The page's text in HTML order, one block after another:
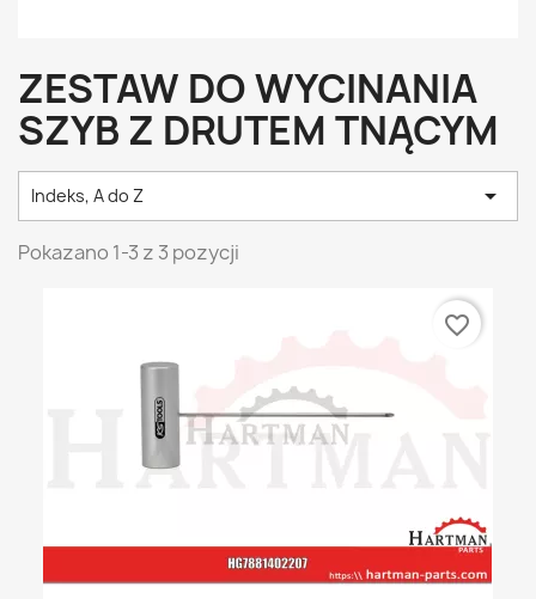
ZESTAW DO WYCINANIA
SZYB Z DRUTEM TNĄCYM
Indeks, A do Z 
Pokazano 1-3 z 3 pozycji
favorite_border